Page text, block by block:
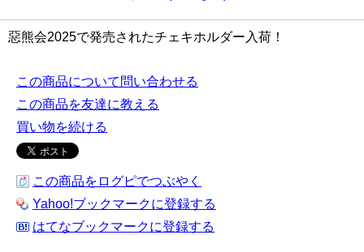
惡熊会2025で発売されたチェキホルダー入荷！
この商品について問い合わせる
この商品を友達に教える
買い物を続ける
この商品をログピでつぶやく
Yahoo!ブックマークに登録する
はてなブックマークに登録する